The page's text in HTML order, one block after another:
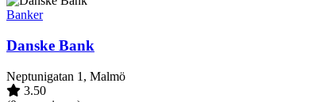
Banker
Danske Bank
Neptunigatan 1, Malmö
3.50